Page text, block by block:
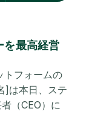
を最高経営
トフォームの
]は本日、ステ
（CEO）に